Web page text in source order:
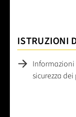
ISTRUZIONI
sicurezza